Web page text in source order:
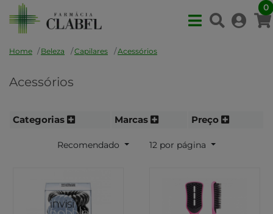
0
Home Beleza Capilares Acessórios
Acessórios
Categorias Marcas Preço
Recomendado 12 por página